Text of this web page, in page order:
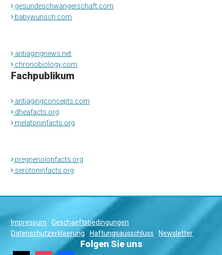
gesundeschwangerschaft.com
babywunsch.com
antiagingnews.net
chronobiology.com
Fachpublikum
antiagingconcepts.com
dheafacts.org
melatoninfacts.org
pregnenolonfacts.org
serotoninfacts.org
Impressum
Geschaeftsbedingungen
Datenschutzerklaerung
Haftungsausschluss Newsletter
Folgen Sie uns